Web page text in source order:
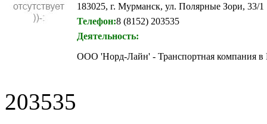
183025, г. Мурманск, ул. Полярные Зори, 33/1
Телефон:8 (8152) 203535
Деятельность:
ООО 'Норд-Лайн' - Транспортная компания в
203535